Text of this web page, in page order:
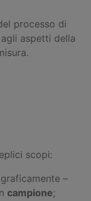
processo di
aspetti della
scopi:
–
campione;